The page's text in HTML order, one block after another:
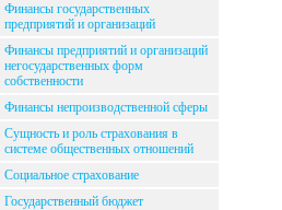
Финансы государственных
предприятий и организаций
Финансы предприятий и организаций
негосударственных форм
собственности
Финансы непроизводственной сферы
Сущность и роль страхования в
системе общественных отношений
Социальное страхование
Государственный бюджет